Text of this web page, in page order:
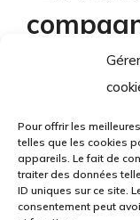
Pour offrir les
telles que les cookies
appareils. Le fait de
traiter des données
ID uniques sur ce site.
consentement peut
de